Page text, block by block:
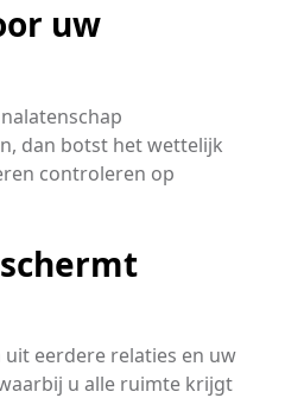
uw
dan botst het wettelijk
controleren op
eerdere relaties en uw
u alle ruimte krijgt